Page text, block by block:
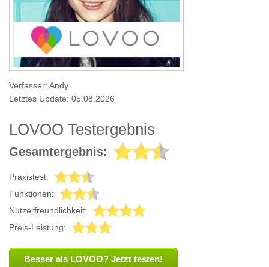
Verfasser: Andy
Letztes Update: 05.08.2026
LOVOO Testergebnis
Gesamtergebnis:
Praxistest:
Funktionen:
Nutzerfreundlichkeit:
Preis-Leistung:
Besser als LOVOO? Jetzt testen!